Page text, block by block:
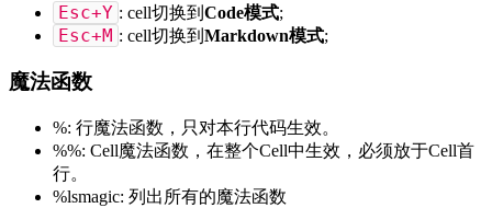
Esc+Y : cell切换到 Code模式;
Esc+M : cell切换到 Markdown模式;
魔法函数
%: 行魔法函数，只对本行代码生效。
%%: Cell魔法函数，在整个Cell中生效，必须放于Cell首
行。
%lsmagic: 列出所有的魔法函数